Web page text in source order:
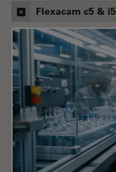
Flexacam c5 & i5